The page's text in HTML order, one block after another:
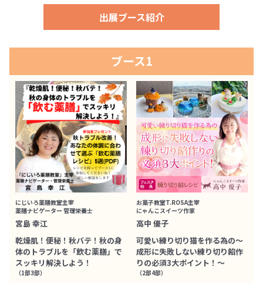
出展ブース紹介
ブース1
にじいろ薬膳教室主宰
薬膳ナビゲーター 管理栄養士
宮島 幸江
乾燥肌！便秘！秋バテ！秋の身
体のトラブルを「飲む薬膳」で
スッキリ解決しよう！
（1部3部）
お菓子教室T.ROSA主宰
にゃんこスイーツ作家
高中 優子
可愛い練り切り猫を作る為の〜
成形に失敗しない練り切り餡作
りの必須3大ポイント！〜
（2部4部）